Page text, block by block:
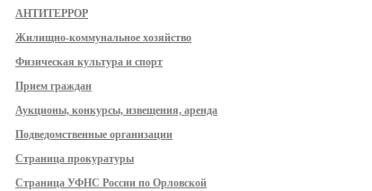
АНТИТЕРРОР
Жилищно-коммунальное хозяйство
Физическая культура и спорт
Прием граждан
Аукционы, конкурсы, извещения, аренда
Подведомственные организации
Страница прокуратуры
Страница УФНС России по Орловской